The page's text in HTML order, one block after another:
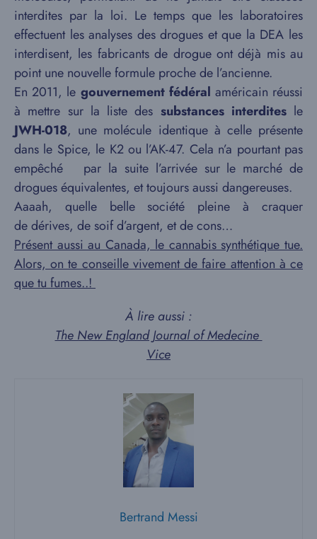
interdites par la loi. Le temps que les laboratoires
effectuent les analyses des drogues et que la DEA les
interdisent, les fabricants de drogue ont déjà mis au
point une nouvelle formule proche de l’ancienne.
En 2011, le gouvernement fédéral américain réussi
à mettre sur la liste des substances interditesle
JWH-018, une molécule identique à celle présente
dans le Spice, le K2 ou l’AK-47. Cela n’a pourtant pas
empêché par la suite l’arrivée sur le marché de
drogues équivalentes, et toujours aussi dangereuses.
Aaaah, quelle belle société pleine à craquer
de dérives, de soif d’argent, et de cons…
Présent aussi au Canada, le cannabis synthétique tue.
Alors, on te conseille vivement de faire attention à ce
que tu fumes..!
À lire aussi :
The New England Journal of Medecine
Vice
Bertrand Messi